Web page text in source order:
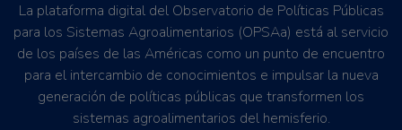
La plataforma digital del Observatorio de Políticas Públicas
para los Sistemas Agroalimentarios (OPSAa) está al servicio
de los países de las Américas como un punto de encuentro
para el intercambio de conocimientos e impulsar la nueva
generación de políticas públicas que transformen los
sistemas agroalimentarios del hemisferio.